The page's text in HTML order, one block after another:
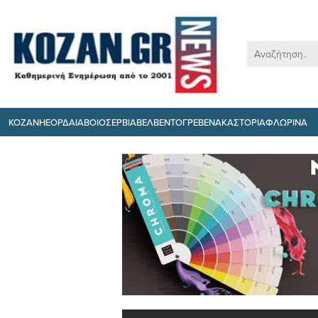
ΚΟΖΑΝΗΕΟΡΔΑΙΑΒΟΙΟΣΕΡΒΙΑΒΕΛΒΕΝΤΟΓΡΕΒΕΝΑΚΑΣΤΟΡΙΑΦΛΩΡΙΝΑ